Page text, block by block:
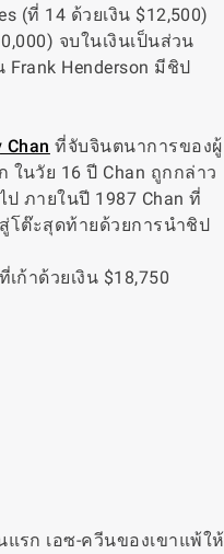
(ที่ 14 ด้วยเงิน $12,500)
จบในเงินเป็นส่วน
Henderson มีชิป
Chan ที่จับจินตนาการของผู้
ในวัย 16 ปี Chan ถูกกล่าว
ป ภายในปี 1987 Chan ที่
สู่โต๊ะสุดท้ายด้วยการนำชิป
ก้าด้วยเงิน $18,750
รก เอซ-ควีนของเขาแพ้ให้